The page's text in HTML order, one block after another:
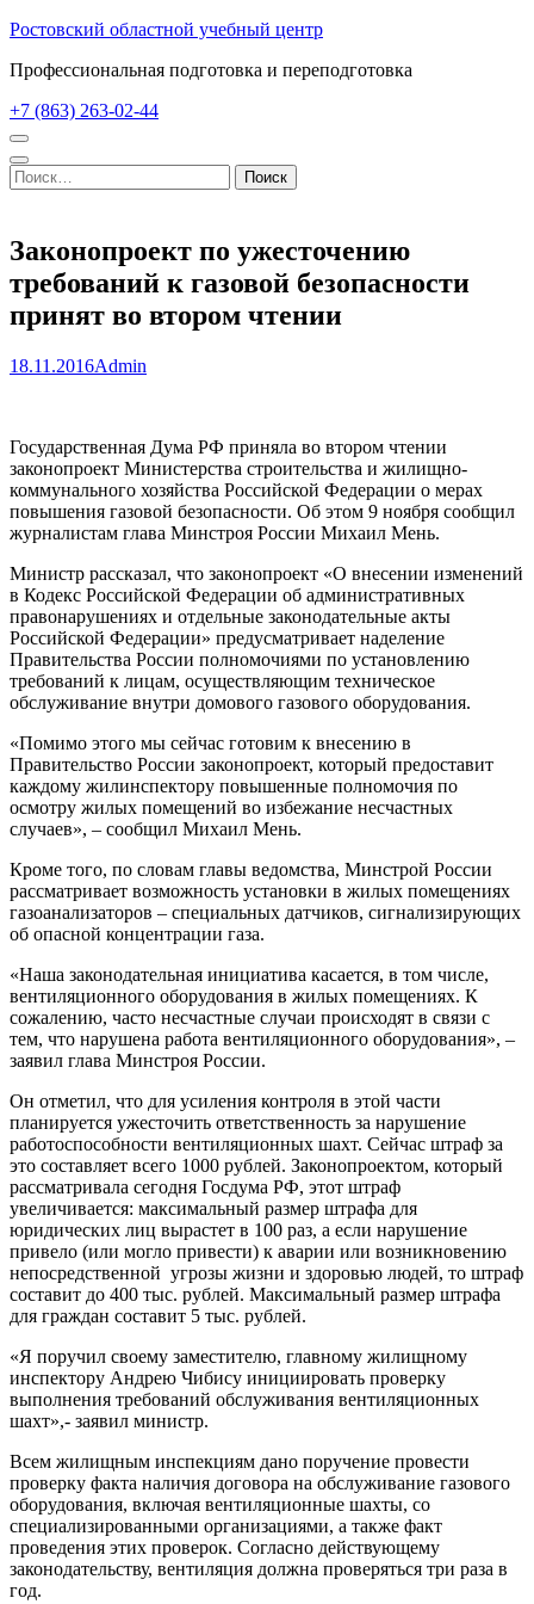
Перейти
содержимому
Enter)
Ростовский областной учебный центр
Профессиональная подготовка и переподготовка
+7 (863) 263-02-44
Найти:
Законопроект по ужесточению
требований к газовой безопасности
принят во втором чтении
18.11.2016Admin
Государственная Дума РФ приняла во втором чтении
законопроект Министерства строительства и жилищно-
коммунального хозяйства Российской Федерации о мерах
повышения газовой безопасности. Об этом 9 ноября сообщил
журналистам глава Минстроя России Михаил Мень.
Министр рассказал, что законопроект «О внесении изменений
в Кодекс Российской Федерации об административных
правонарушениях и отдельные законодательные акты
Российской Федерации» предусматривает наделение
Правительства России полномочиями по установлению
требований к лицам, осуществляющим техническое
обслуживание внутри домового газового оборудования.
«Помимо этого мы сейчас готовим к внесению в
Правительство России законопроект, который предоставит
каждому жилинспектору повышенные полномочия по
осмотру жилых помещений во избежание несчастных
случаев», – сообщил Михаил Мень.
Кроме того, по словам главы ведомства, Минстрой России
рассматривает возможность установки в жилых помещениях
газоанализаторов – специальных датчиков, сигнализирующих
об опасной концентрации газа.
«Наша законодательная инициатива касается, в том числе,
вентиляционного оборудования в жилых помещениях. К
сожалению, часто несчастные случаи происходят в связи с
тем, что нарушена работа вентиляционного оборудования», –
заявил глава Минстроя России.
Он отметил, что для усиления контроля в этой части
планируется ужесточить ответственность за нарушение
работоспособности вентиляционных шахт. Сейчас штраф за
это составляет всего 1000 рублей. Законопроектом, который
рассматривала сегодня Госдума РФ, этот штраф
увеличивается: максимальный размер штрафа для
юридических лиц вырастет в 100 раз, а если нарушение
привело (или могло привести) к аварии или возникновению
непосредственной угрозы жизни и здоровью людей, то штраф
составит до 400 тыс. рублей. Максимальный размер штрафа
для граждан составит 5 тыс. рублей.
«Я поручил своему заместителю, главному жилищному
инспектору Андрею Чибису инициировать проверку
выполнения требований обслуживания вентиляционных
шахт»,- заявил министр.
Всем жилищным инспекциям дано поручение провести
проверку факта наличия договора на обслуживание газового
оборудования, включая вентиляционные шахты, со
специализированными организациями, а также факт
проведения этих проверок. Согласно действующему
законодательству, вентиляция должна проверяться три раза в
год.